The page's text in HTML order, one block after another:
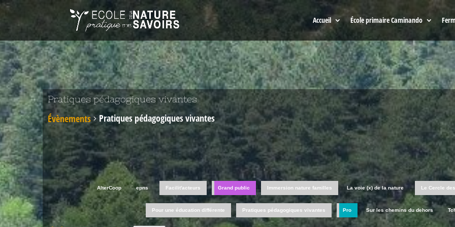
Accueil École primaire Caminando
Pratiques pédagogiques vivantes
Évènements Pratiques pédagogiques vivantes
AlterCoop epns Facilit'acteurs Grand public Immersion nature familles La voie (x) de la nature Le Cercle
Pour une éducation différente Pratiques pédagogiques vivantes Pro Sur les chemins du dehors